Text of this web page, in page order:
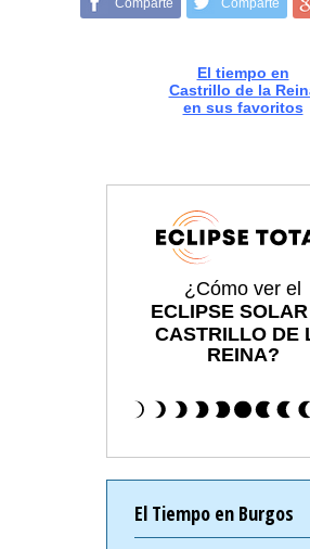
Comparte Comparte
El tiempo en
Castrillo de la
en sus favoritos
¿Cómo ver el
ECLIPSE SOLAR
CASTRILLO DE
REINA?
El Tiempo en Burgos